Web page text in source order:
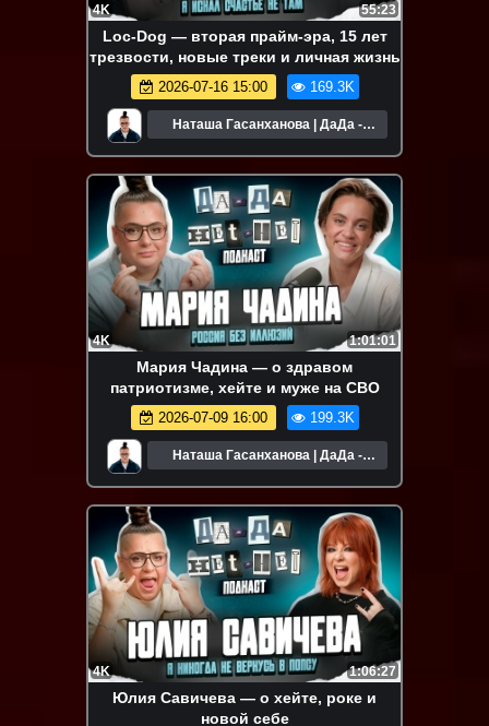
4K 55:23
Loc-Dog — вторая прайм-эра, 15 лет
трезвости, новые треки и личная жизнь
2026-07-16 15:00 169.3K
Наташа Гасанханова | ДаДа -
4K 1:01:01
Мария Чадина — о здравом
патриотизме, хейте и муже на СВО
2026-07-09 16:00 199.3K
Наташа Гасанханова | ДаДа -
4K 1:06:27
Юлия Савичева — о хейте, роке и
новой себе